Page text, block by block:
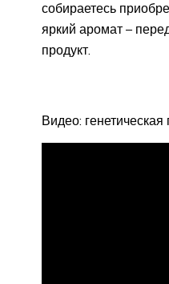
собираетесь
яркий аромат –
продукт.
Видео: